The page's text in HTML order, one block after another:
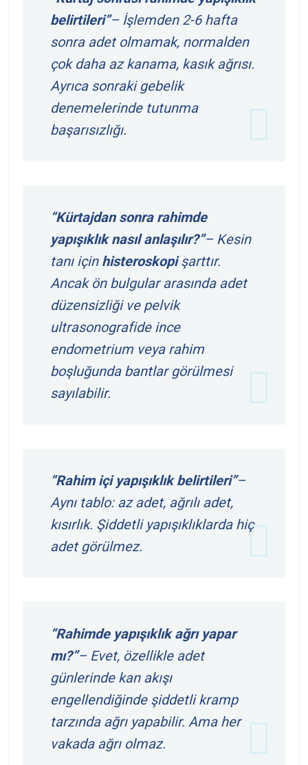
belirtileri”– İşlemden 2-6 hafta
sonra adet olmamak, normalden
çok daha az kanama, kasık ağrısı.
Ayrıca sonraki gebelik
denemelerinde tutunma
başarısızlığı.
“Kürtajdan sonra rahimde
yapışıklık nasıl anlaşılır?”– Kesin
tanı için histeroskopişarttır.
Ancak ön bulgular arasında adet
düzensizliği ve pelvik
ultrasonografide ince
endometrium veya rahim
boşluğunda bantlar görülmesi
sayılabilir.
“Rahim içi yapışıklık belirtileri”–
Aynı tablo: az adet, ağrılı adet,
kısırlık. Şiddetli yapışıklıklarda hiç
adet görülmez.
“Rahimde yapışıklık ağrı yapar
mı?”– Evet, özellikle adet
günlerinde kan akışı
engellendiğinde şiddetli kramp
tarzında ağrı yapabilir. Ama her
vakada ağrı olmaz.